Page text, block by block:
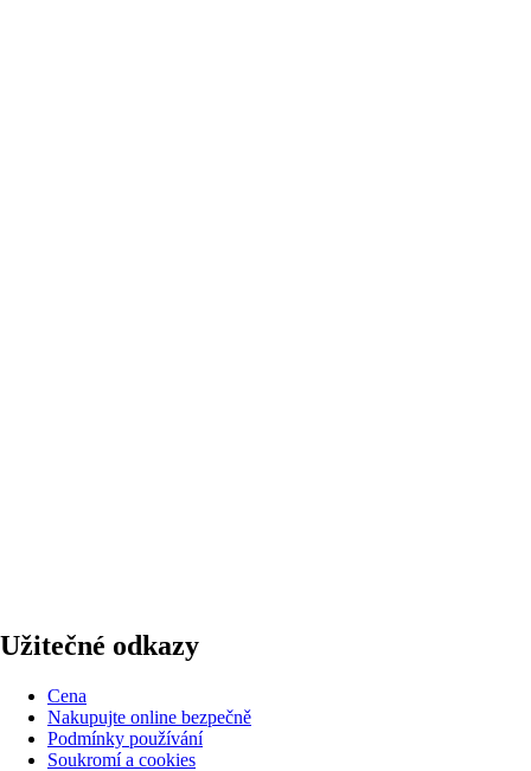
Užitečné odkazy
Cena
Nakupujte online bezpečně
Podmínky používání
Soukromí a cookies